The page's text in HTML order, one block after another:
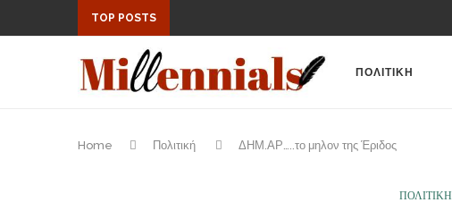
TOP POSTS
ΠΟΛΙΤΙΚΗ
Home Πολιτική ΔΗΜ.ΑΡ…..το μηλον της Έριδος
ΠΟΛΙΤΙΚΗ